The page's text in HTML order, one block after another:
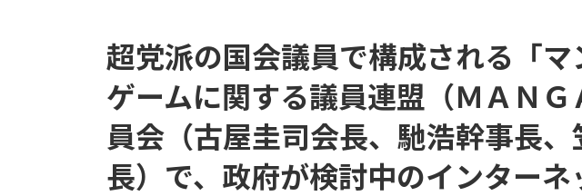
超党派の国会議員で構成される「マ
ゲームに関する議員連盟（ＭＡＮ
員会（古屋圭司会長、馳浩幹事長
長）で、政府が検討中のインター